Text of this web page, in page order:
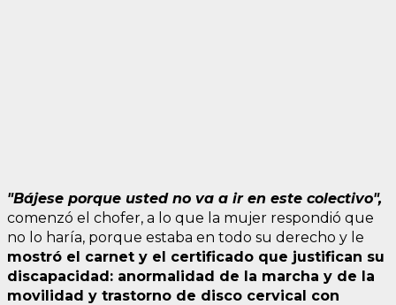
"Bájese porque usted no va a ir en este colectivo",
comenzó el chofer, a lo que la mujer respondió que
no lo haría, porque estaba en todo su derecho y le
mostró el carnet y el certificado que justifican su
discapacidad: anormalidad de la marcha y de la
movilidad y trastorno de disco cervical con